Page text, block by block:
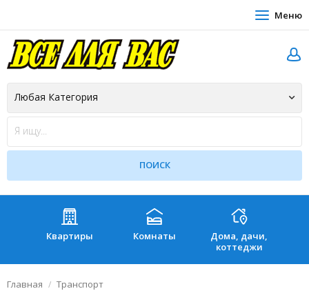
Меню
Квартиры Комнаты
Дома, дачи,
коттеджи
Главная Транспорт